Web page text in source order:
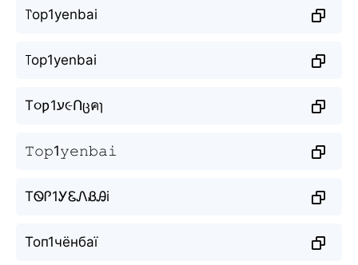
꓅op1yenbai
꓄op1yenbai
T૦ƿ1ע૯Ոცคɿ
𝚃𝚘𝚙1𝚢𝚎𝚗𝚋𝚊𝚒
TᏫᎵ1ᎩᏋᏁᏰᎯi
Топ1чёнбаї